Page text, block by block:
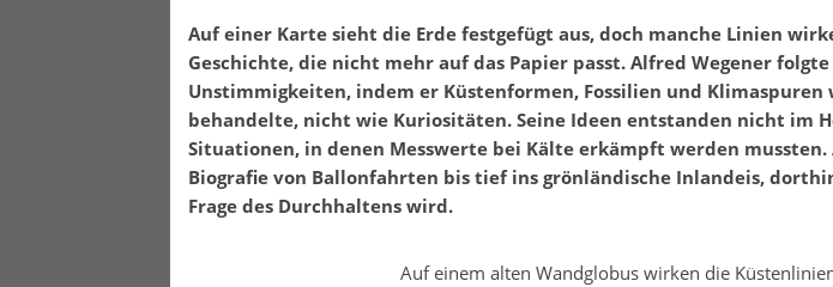
Auf einer Karte sieht die Erde festgefügt aus, doch manche Linien
Geschichte, die nicht mehr auf das Papier passt. Alfred Wegener folgte
Unstimmigkeiten, indem er Küstenformen, Fossilien und
behandelte, nicht wie Kuriositäten. Seine Ideen entstanden nicht im
Situationen, in denen Messwerte bei Kälte erkämpft werden mussten.
Biografie von Ballonfahrten bis tief ins grönländische Inlandeis,
Frage des Durchhaltens wird.
Auf einem alten Wandglobus wirken die